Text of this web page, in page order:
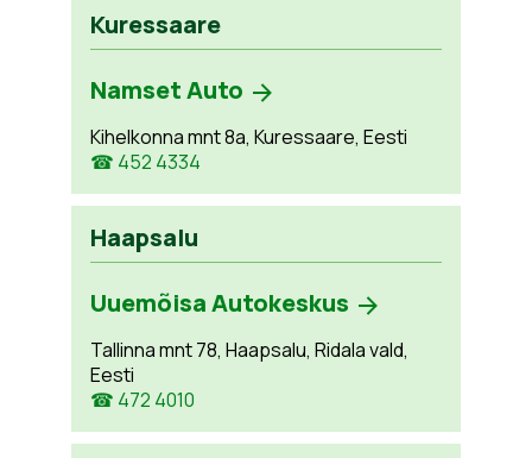
Kuressaare
Namset Auto
Kihelkonna mnt 8a, Kuressaare, Eesti
☎ 452 4334
Haapsalu
Uuemõisa Autokeskus
Tallinna mnt 78, Haapsalu, Ridala vald,
Eesti
☎ 472 4010